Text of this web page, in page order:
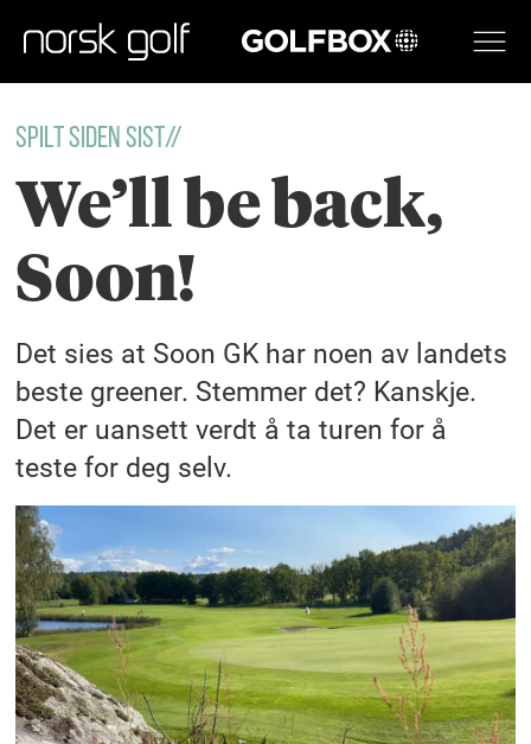
GOLFBOX
SPILT SIDEN SIST//
We’ll be back,
Soon!
Det sies at Soon GK har noen av landets
beste greener. Stemmer det? Kanskje.
Det er uansett verdt å ta turen for å
teste for deg selv.